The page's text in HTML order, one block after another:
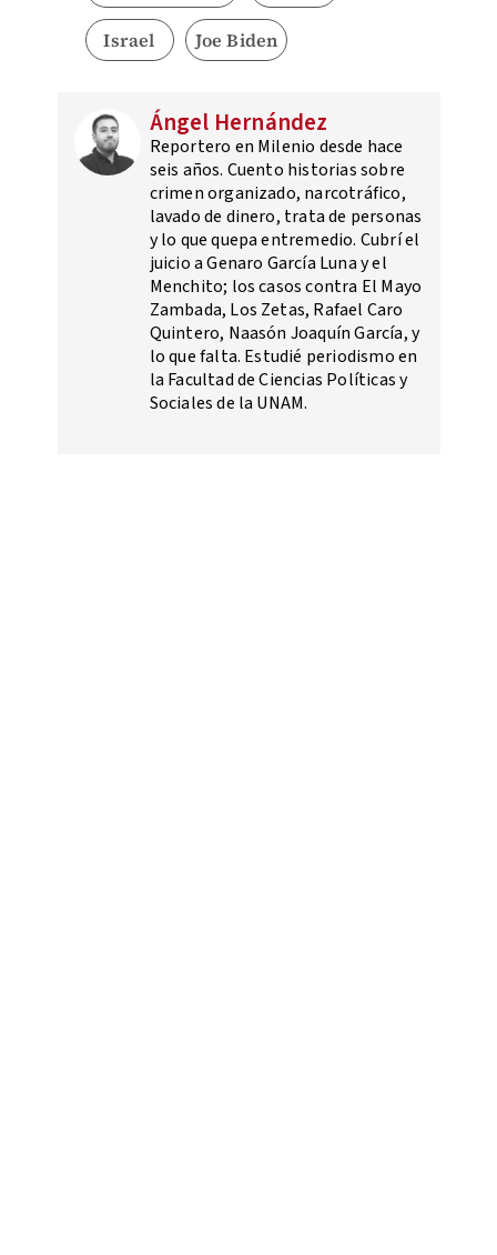
Israel Joe Biden
Ángel Hernández
Reportero en Milenio desde hace
seis años. Cuento historias sobre
crimen organizado, narcotráfico,
lavado de dinero, trata de personas
y lo que quepa entremedio. Cubrí el
juicio a Genaro García Luna y el
Menchito; los casos contra El Mayo
Zambada, Los Zetas, Rafael Caro
Quintero, Naasón Joaquín García, y
lo que falta. Estudié periodismo en
la Facultad de Ciencias Políticas y
Sociales de la UNAM.